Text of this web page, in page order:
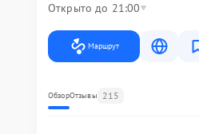
Открыто до 21:00
Маршрут
ОбзорОтзывы 215